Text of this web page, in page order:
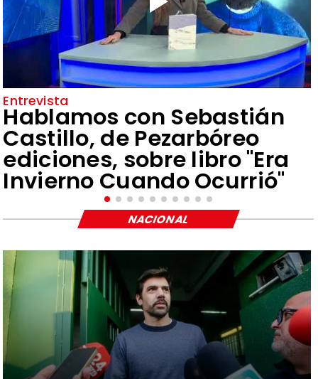
Entrevista
Hablamos con Sebastián
Castillo, de Pezarbóreo
ediciones, sobre libro "Era
Invierno Cuando Ocurrió"
NACIONAL